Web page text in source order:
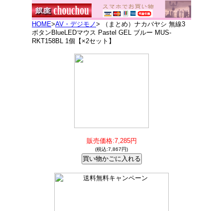
HOME>AV・デジモノ> （まとめ）ナカバヤシ 無線3
ボタンBlueLEDマウス Pastel GEL ブルー MUS-
RKT158BL 1個【×2セット】
販売価格:7,285円
(税込:7,867円)